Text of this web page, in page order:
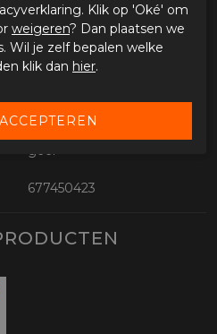
X-PLUS 68
7450423
geel
677450423
Klik op 'Oké' om
weigeren? Dan plaatsen we
Wil je zelf bepalen welke
klik dan hier.